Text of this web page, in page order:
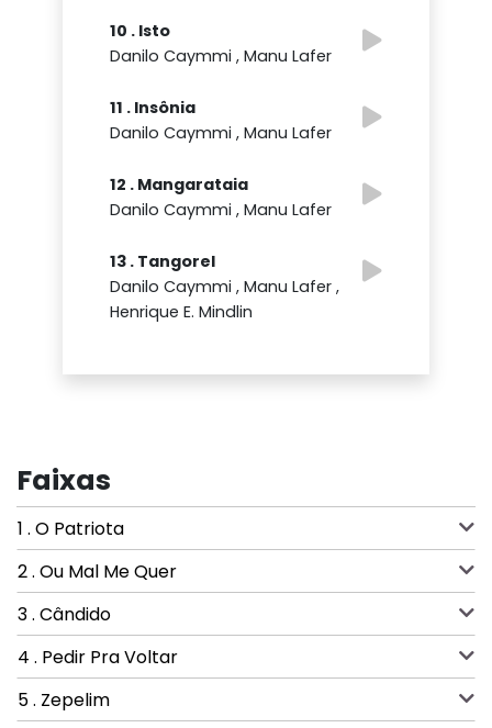
10 . Isto
Danilo Caymmi , Manu Lafer
11 . Insônia
Danilo Caymmi , Manu Lafer
12 . Mangarataia
Danilo Caymmi , Manu Lafer
13 . Tangorel
Danilo Caymmi , Manu Lafer ,
Henrique E. Mindlin
Faixas
1 . O Patriota
2 . Ou Mal Me Quer
3 . Cândido
4 . Pedir Pra Voltar
5 . Zepelim